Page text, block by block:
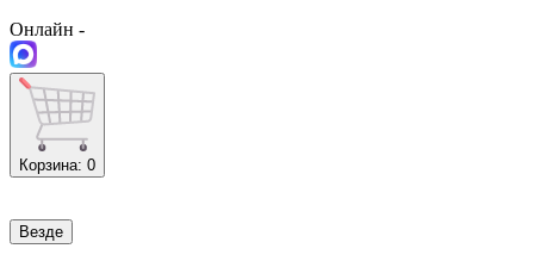
Онлайн -
Корзина: 0
Везде